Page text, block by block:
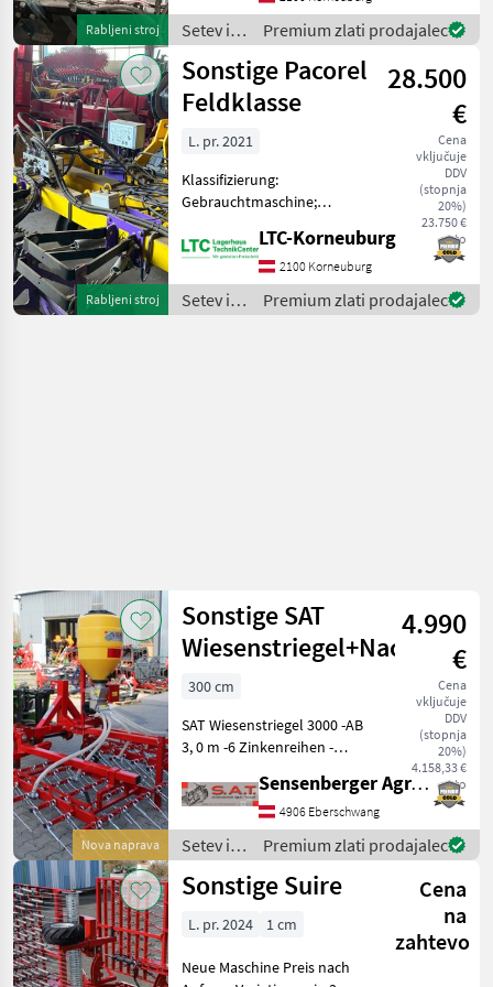
Rabljeni stroj
Unterflur Abflämmger#t EC
3200 4 x 75, mit Rädern u
Gassc
Setev in
nega /
Sonstige
Premium zlati prodajalec
Rabljeni stroj
Sonstige Pacorel
Feldklasse
28.500
€
Cena
vključuje
DDV
(stopnja
20%)
23.750 €
neto
L. pr. 2021
Klassifizierung:
Gebrauchtmaschine;
Vorbesitzer: 1; Weitere
Maschinenmerkmale: wenig
gefahren, neuwertig,
Kameragesteuert
LTC-Korneuburg
2100 Korneuburg
Setev in
nega /
Premium zlati prodajalec
Nova naprava
Sonstige SAT
4.990
€
Cena
vključuje
DDV
(stopnja
20%)
4.158,33 €
neto
300 cm
SAT Wiesenstriegel 3000 -AB
3, 0 m -6 Zinkenreihen -
(am Bild nicht montiert, ist
aber dabei!) -Verstellbare
Aggressivität -2 x Räder
Sensenberger Agrar-Technik
4906 Eberschwang
Setev in
nega /
Sonstige
Premium zlati prodajalec
Sonstige Suire
Cena
na
zahtevo
L. pr. 2024 1 cm
Neue Maschine Preis nach